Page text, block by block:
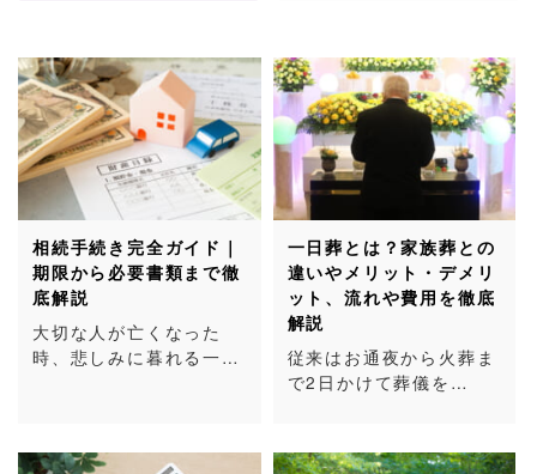
相続手続き完全ガイド｜
期限から必要書類まで徹
底解説
大切な人が亡くなった
時、悲しみに暮れる一…
一日葬とは？家族葬との
違いやメリット・デメリ
ット、流れや費用を徹底
解説
従来はお通夜から火葬ま
で2日かけて葬儀を…